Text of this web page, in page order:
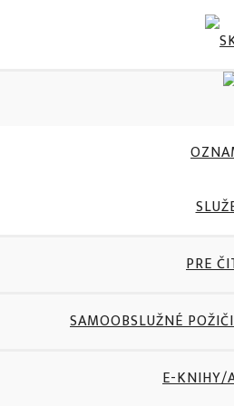
PRE
SAMOOBSLUŽNÉ
E-KNIHY/